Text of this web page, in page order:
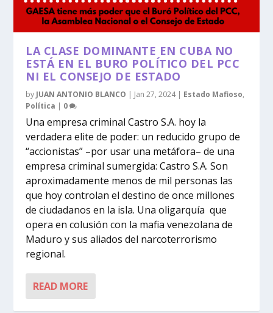
LA CLASE DOMINANTE EN CUBA NO
ESTÁ EN EL BURO POLÍTICO DEL PCC
NI EL CONSEJO DE ESTADO
by JUAN ANTONIO BLANCO | Jan 27, 2024| Estado Mafioso,
Política | 0
Una empresa criminal Castro S.A. hoy la
verdadera elite de poder: un reducido grupo de
“accionistas” –por usar una metáfora– de una
empresa criminal sumergida: Castro S.A. Son
aproximadamente menos de mil personas las
que hoy controlan el destino de once millones
de ciudadanos en la isla. Una oligarquía que
opera en colusión con la mafia venezolana de
Maduro y sus aliados del narcoterrorismo
regional.
READ MORE